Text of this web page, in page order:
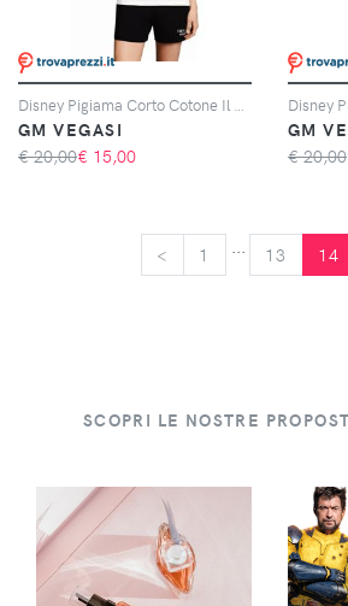
GM VEGASI
€ 20,00€ 15,00
GM
€ 20,00
< 1 13 14
SCOPRI LE NOSTRE